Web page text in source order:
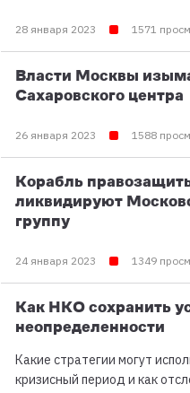
28 января 2023 1571
Власти Москвы
Сахаровского центра
26 января 2023 1588
Корабль
ликвидируют
группу
24 января 2023 1349
Как НКО сохранить
неопределенности
Какие стратегии могут
кризисный период и как